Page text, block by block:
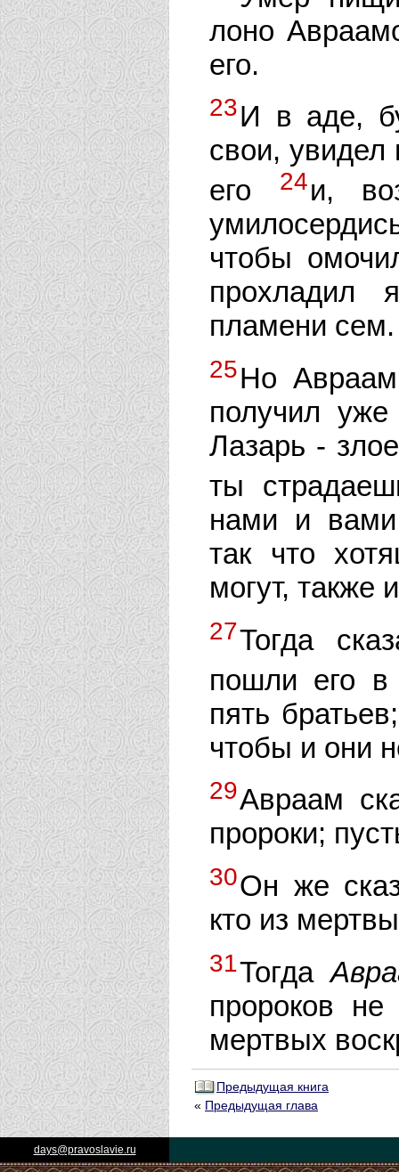
лоно
его.
23И в аде,
свои,
его
24и,
чтобы
пламени сем.
25Но
получил
Лазарь -
ты
нами и вами
так что
могут, также
27Тогда
пошли его
пять
чтобы и они
29Авраам
пророки;
30Он же
кто из
31Тогда
пророков
мертвых
Предыдущая книга
« Предыдущая глава
days@pravoslavie.ru